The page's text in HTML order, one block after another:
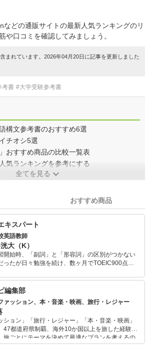
などの通販サイトの最新人気ランキングのリ
や口コミを確認してみましょう。
まれています。2026年04月20日に記事を更新しました
考書 #大学受験参考書
構文参考書のおすすめ6選
チオシ5選
おすすめ商品の比較一覧表
気ランキングを参考にする
全てを見る
おすすめ商品
キスパート
英語教師
大（K）
開始時、「副詞」と「形容詞」の区別がつかない
ったが日々勉強を続け、数ヶ月でTOEIC900点を
R495点を達成。現在は私立高校英語教師。
編集部
ァッション、本・音楽・映画、旅行・レジャー
ション」「旅行・レジャー」「本・音楽・映画」
47都道府県制覇、海外10か国以上を旅した経験を
旅ごとにテーマを決めて最適なプランを考えるの
また、アパレルショップでの販売経験もあり。誰